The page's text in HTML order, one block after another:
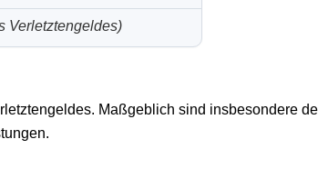
Verletztengeldes)
Maßgeblich sind insbesondere